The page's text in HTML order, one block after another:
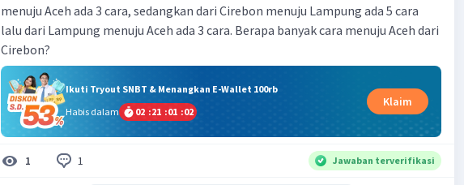
menuju Aceh ada 3 cara, sedangkan dari Cirebon menuju Lampung ada 5 cara
lalu dari Lampung menuju Aceh ada 3 cara. Berapa banyak cara menuju Aceh dari
Cirebon?
Ikuti Tryout SNBT & Menangkan E-Wallet 100rb
Habis dalam
02 :21 :01 :01
Klaim
1 1 Jawaban terverifikasi